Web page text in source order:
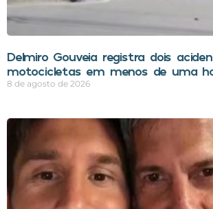
Delmiro Gouveia registra dois
motocicletas em menos de uma
8 de agosto de 2026